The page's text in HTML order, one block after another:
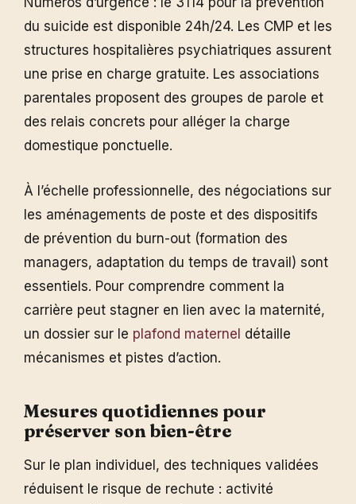
du suicide est disponible 24h/24. Les CMP et les
structures hospitalières psychiatriques assurent
une prise en charge gratuite. Les associations
parentales proposent des groupes de parole et
des relais concrets pour alléger la charge
domestique ponctuelle.
À l’échelle professionnelle, des négociations sur
les aménagements de poste et des dispositifs
de prévention du burn-out (formation des
managers, adaptation du temps de travail) sont
essentiels. Pour comprendre comment la
carrière peut stagner en lien avec la maternité,
un dossier sur le plafond maternel détaille
mécanismes et pistes d’action.
Mesures quotidiennes pour
préserver son bien-être
Sur le plan individuel, des techniques validées
réduisent le risque de rechute : activité